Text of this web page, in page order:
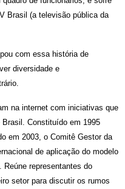
Brasil (a televisão pública da
com essa história de
diversidade e
na internet com iniciativas que
Constituído em 1995
em 2003, o Comitê Gestor da
de aplicação do modelo
representantes do
setor para discutir os rumos